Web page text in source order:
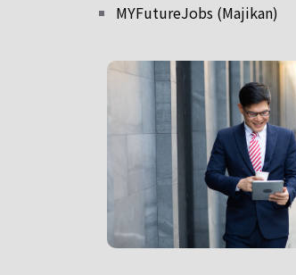
MYFutureJobs (Majikan)